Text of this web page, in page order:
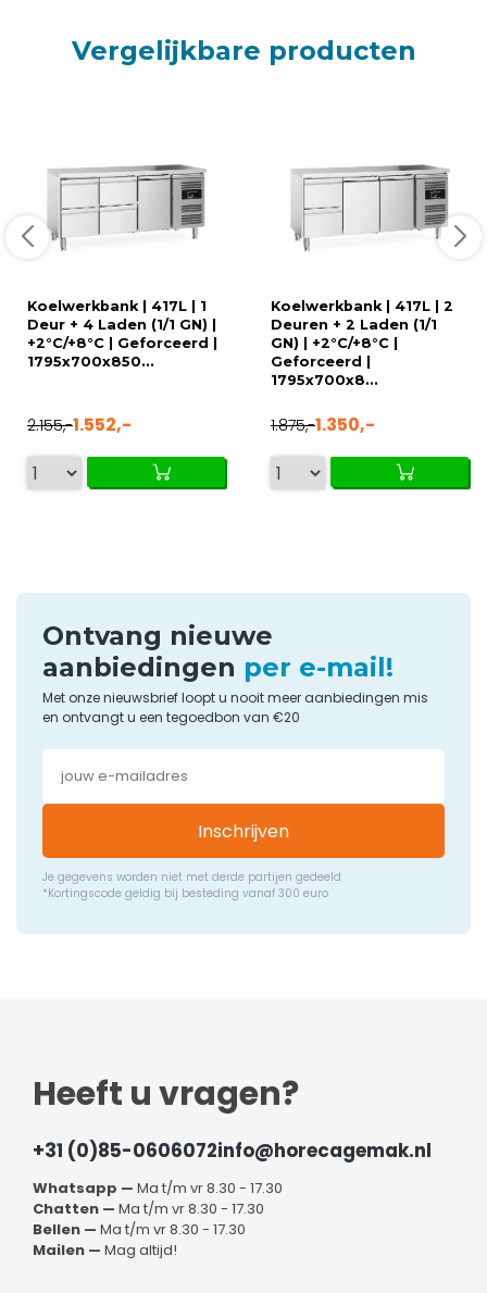
Vergelijkbare producten
Koelwerkbank | 417L | 1
Deur + 4 Laden (1/1 GN) |
+2°C/+8°C | Geforceerd |
1795x700x850...
2.155,-1.552,-
Koelwerkbank | 417L | 2
Deuren + 2 Laden (1/1
GN) | +2°C/+8°C |
Geforceerd |
1795x700x8...
1.875,-1.350,-
Ontvang nieuwe
aanbiedingen per e-mail!
Met onze nieuwsbrief loopt u nooit meer aanbiedingen mis
en ontvangt u een tegoedbon van €20
Inschrijven
Je gegevens worden niet met derde partijen gedeeld
*Kortingscode geldig bij besteding vanaf 300 euro
Heeft u vragen?
+31 (0)85-0606072info@horecagemak.nl
Whatsapp — Ma t/m vr 8.30 - 17.30
Chatten — Ma t/m vr 8.30 - 17.30
Bellen — Ma t/m vr 8.30 - 17.30
Mailen — Mag altijd!